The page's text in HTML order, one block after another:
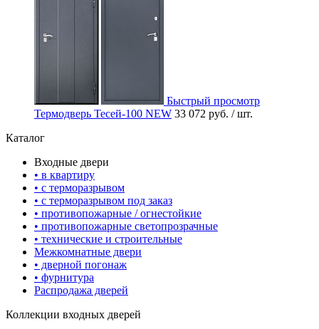
Быстрый просмотр
Термодверь Тесей-100 NEW 33 072 руб. / шт.
Каталог
Входные двери
• в квартиру
• с терморазрывом
• с терморазрывом под заказ
• противопожарные / огнестойкие
• противопожарные светопрозрачные
• технические и строительные
Межкомнатные двери
• дверной погонаж
• фурнитура
Распродажа дверей
Коллекции входных дверей